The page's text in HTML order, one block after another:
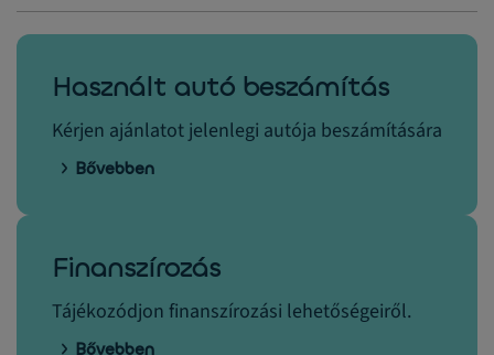
Használt autó beszámítás
Kérjen ajánlatot jelenlegi autója beszámítására
Bővebben
Finanszírozás
Tájékozódjon finanszírozási lehetőségeiről.
Bővebben